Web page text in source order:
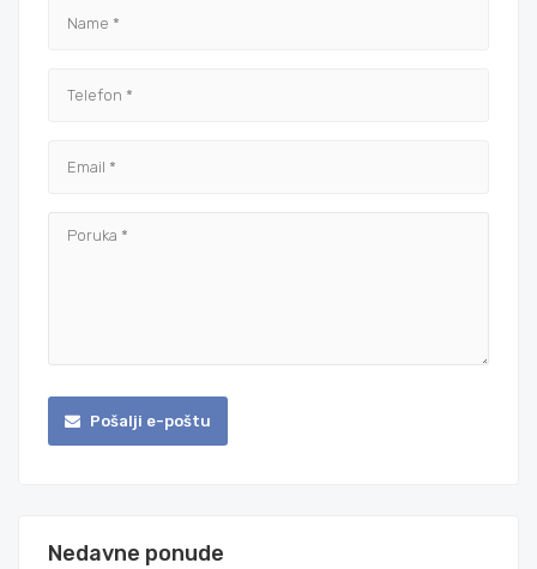
Pošalji e-poštu
Nedavne ponude